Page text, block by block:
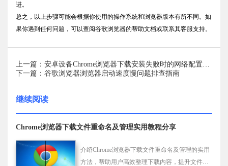
进。
总之，以上步骤可能会根据你使用的操作系统和浏览器版本有所不同。如
果你遇到任何问题，可以查阅谷歌浏览器的帮助文档或联系其客服支持。
下一篇：谷歌浏览器浏览器启动速度慢问题排查指南
继续阅读
Chrome浏览器下载文件重命名及管理实用教程分享
介绍Chrome浏览器下载文件重命名及管理的实用
方法，帮助用户高效整理下载内容，提升文件管